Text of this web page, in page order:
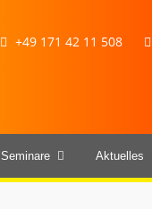
+49 171 42 11 508
Seminare Aktuelles